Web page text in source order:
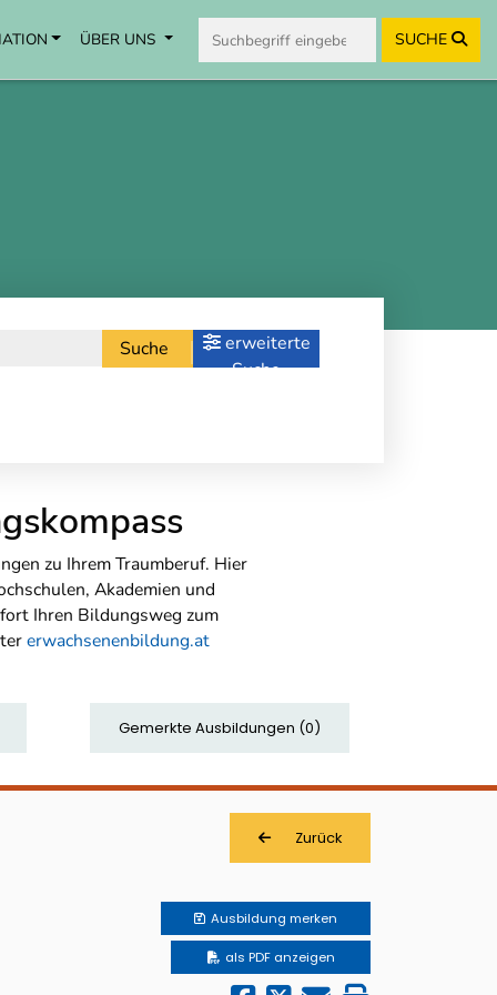
ÜBER UNS SUCHE
Suche
erweiterte
Suche
zu Ihrem Traumberuf. Hier
Akademien und
Ihren Bildungsweg zum
erwachsenenbildung.at
Gemerkte Ausbildungen (0)
Zurück
Ausbildung merken
als PDF anzeigen